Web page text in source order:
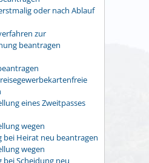
oder nach Ablauf
zur
beantragen
eines Zweitpasses
wegen
bei Heirat neu beantragen
wegen
Scheidung neu